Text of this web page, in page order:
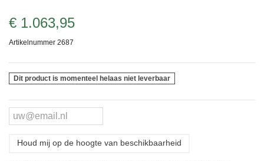
€ 1.063,95
Artikelnummer 2687
Dit product is momenteel helaas niet leverbaar
Houd mij op de hoogte van beschikbaarheid